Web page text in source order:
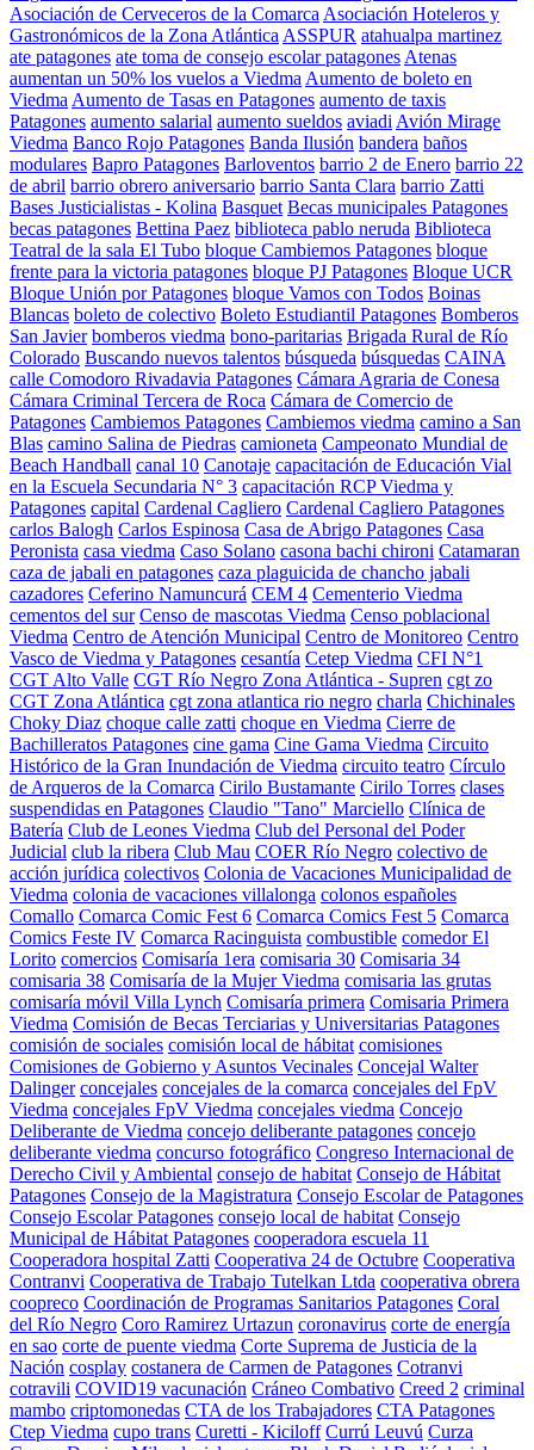
Asociación de Cerveceros de la Comarca Asociación Hoteleros y
Gastronómicos de la Zona Atlántica ASSPUR atahualpa martinez
ate patagones ate toma de consejo escolar patagones Atenas
aumentan un 50% los vuelos a Viedma Aumento de boleto en
Viedma Aumento de Tasas en Patagones aumento de taxis
Patagones aumento salarial aumento sueldos aviadi Avión Mirage
Viedma Banco Rojo Patagones Banda Ilusión bandera baños
modulares Bapro Patagones Barloventos barrio 2 de Enero barrio 22
de abril barrio obrero aniversario barrio Santa Clara barrio Zatti
Bases Justicialistas - Kolina Basquet Becas municipales Patagones
becas patagones Bettina Paez biblioteca pablo neruda Biblioteca
Teatral de la sala El Tubo bloque Cambiemos Patagones bloque
frente para la victoria patagones bloque PJ Patagones Bloque UCR
Bloque Unión por Patagones bloque Vamos con Todos Boinas
Blancas boleto de colectivo Boleto Estudiantil Patagones Bomberos
San Javier bomberos viedma bono-paritarias Brigada Rural de Río
Colorado Buscando nuevos talentos búsqueda búsquedas CAINA
calle Comodoro Rivadavia Patagones Cámara Agraria de Conesa
Cámara Criminal Tercera de Roca Cámara de Comercio de
Patagones Cambiemos Patagones Cambiemos viedma camino a San
Blas camino Salina de Piedras camioneta Campeonato Mundial de
Beach Handball canal 10 Canotaje capacitación de Educación Vial
en la Escuela Secundaria N° 3 capacitación RCP Viedma y
Patagones capital Cardenal Cagliero Cardenal Cagliero Patagones
carlos Balogh Carlos Espinosa Casa de Abrigo Patagones Casa
Peronista casa viedma Caso Solano casona bachi chironi Catamaran
caza de jabali en patagones caza plaguicida de chancho jabali
cazadores Ceferino Namuncurá CEM 4 Cementerio Viedma
cementos del sur Censo de mascotas Viedma Censo poblacional
Viedma Centro de Atención Municipal Centro de Monitoreo Centro
Vasco de Viedma y Patagones cesantía Cetep Viedma CFI N°1
CGT Alto Valle CGT Río Negro Zona Atlántica - Supren cgt zo
CGT Zona Atlántica cgt zona atlantica rio negro charla Chichinales
Choky Diaz choque calle zatti choque en Viedma Cierre de
Bachilleratos Patagones cine gama Cine Gama Viedma Circuito
Histórico de la Gran Inundación de Viedma circuito teatro Círculo
de Arqueros de la Comarca Cirilo Bustamante Cirilo Torres clases
suspendidas en Patagones Claudio "Tano" Marciello Clínica de
Batería Club de Leones Viedma Club del Personal del Poder
Judicial club la ribera Club Mau COER Río Negro colectivo de
acción jurídica colectivos Colonia de Vacaciones Municipalidad de
Viedma colonia de vacaciones villalonga colonos españoles
Comallo Comarca Comic Fest 6 Comarca Comics Fest 5 Comarca
Comics Feste IV Comarca Racinguista combustible comedor El
Lorito comercios Comisaría 1era comisaria 30 Comisaria 34
comisaria 38 Comisaría de la Mujer Viedma comisaria las grutas
comisaría móvil Villa Lynch Comisaría primera Comisaria Primera
Viedma Comisión de Becas Terciarias y Universitarias Patagones
comisión de sociales comisión local de hábitat comisiones
Comisiones de Gobierno y Asuntos Vecinales Concejal Walter
Dalinger concejales concejales de la comarca concejales del FpV
Viedma concejales FpV Viedma concejales viedma Concejo
Deliberante de Viedma concejo deliberante patagones concejo
deliberante viedma concurso fotográfico Congreso Internacional de
Derecho Civil y Ambiental consejo de habitat Consejo de Hábitat
Patagones Consejo de la Magistratura Consejo Escolar de Patagones
Consejo Escolar Patagones consejo local de habitat Consejo
Municipal de Hábitat Patagones cooperadora escuela 11
Cooperadora hospital Zatti Cooperativa 24 de Octubre Cooperativa
Contranvi Cooperativa de Trabajo Tutelkan Ltda cooperativa obrera
coopreco Coordinación de Programas Sanitarios Patagones Coral
del Río Negro Coro Ramirez Urtazun coronavirus corte de energía
en sao corte de puente viedma Corte Suprema de Justicia de la
Nación cosplay costanera de Carmen de Patagones Cotranvi
cotravili COVID19 vacunación Cráneo Combativo Creed 2 criminal
mambo criptomonedas CTA de los Trabajadores CTA Patagones
Ctep Viedma cupo trans Curetti - Kiciloff Currú Leuvú Curza